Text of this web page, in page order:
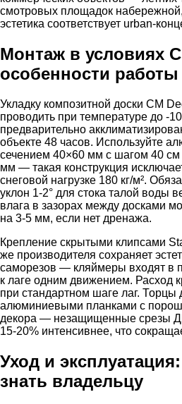
смотровых площадок
эстетика соответствует urban-
Монтаж в условиях
особенности
Укладку композитной доски CM
проводить при температуре до -
предварительно
объекте 48 часов. Используйте
сечением 40×60 мм с шагом 40
мм — такая конструкция
снеговой нагрузке 180 кг/м².
уклон 1-2° для стока талой воды
влага в зазорах между досками
на 3-5 мм, если нет дренажа.
Крепление скрытыми клипсами
же производителя сохраняет
саморезов — кляймеры входят в
к лаге одним движением. Расход
при стандартном шаге лаг. Торцы
алюминиевыми планками с
декора — незащищенные срезы
15-20% интенсивнее, что
Уход и
знать владельцу